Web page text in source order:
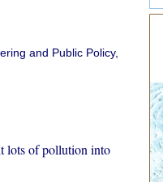
and Public Policy,
lots of pollution into